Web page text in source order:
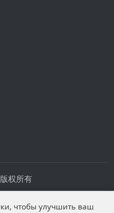
权所有
the website due to legal
чтобы улучшить ваш